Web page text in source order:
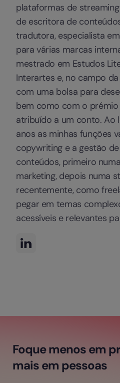
plataformas de
de escritora de
tradutora, especialista
para várias marcas
mestrado em Estudos
Interartes e, no campo
com uma bolsa para
bem como com o
atribuído a um conto. Ao
anos as minhas funções
copywriting e a gestão
conteúdos, primeiro
marketing, depois numa
recentemente, como
pegar em temas
acessíveis e relevantes
Foque menos em
mais em pessoas